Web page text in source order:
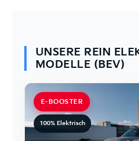
UNSERE REIN
MODELLE (BEV)
E-BOOSTER
100% Elektrisch